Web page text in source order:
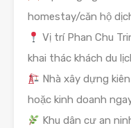
homestay/căn hộ
Vị trí Phan Chu
khai thác khách du
Nhà xây dựng
hoặc kinh doanh
Khu dân cư an